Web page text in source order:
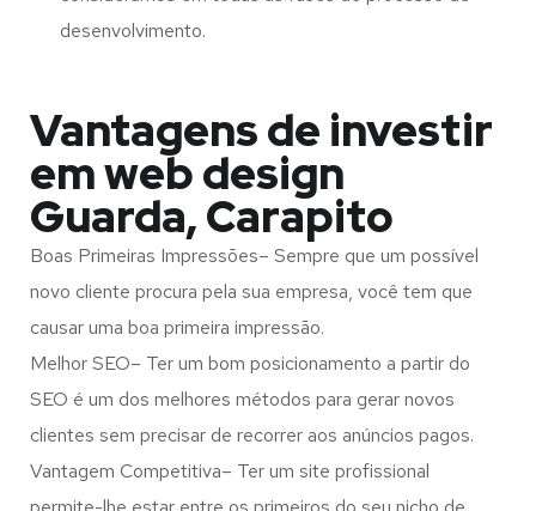
desenvolvimento.
Vantagens de investir
em web design
Guarda, Carapito
Boas Primeiras Impressões– Sempre que um possível
novo cliente procura pela sua empresa, você tem que
causar uma boa primeira impressão.
Melhor SEO– Ter um bom posicionamento a partir do
SEO é um dos melhores métodos para gerar novos
clientes sem precisar de recorrer aos anúncios pagos.
Vantagem Competitiva– Ter um site profissional